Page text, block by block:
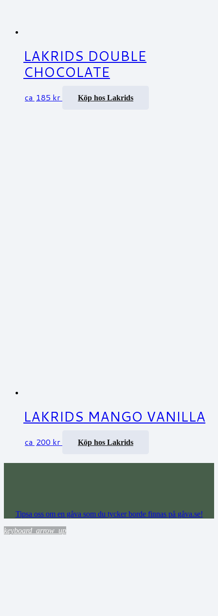
LAKRIDS DOUBLE
CHOCOLATE
ca 185 kr Köp hos Lakrids
LAKRIDS MANGO VANILLA
ca 200 kr Köp hos Lakrids
Tipsa oss om en gåva som du tycker borde finnas på gåva.se!
keyboard_arrow_up